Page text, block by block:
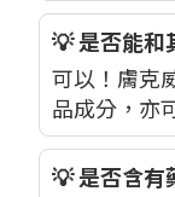
💡 是否能和
可以！膚克
品成分，亦
💡 是否含有